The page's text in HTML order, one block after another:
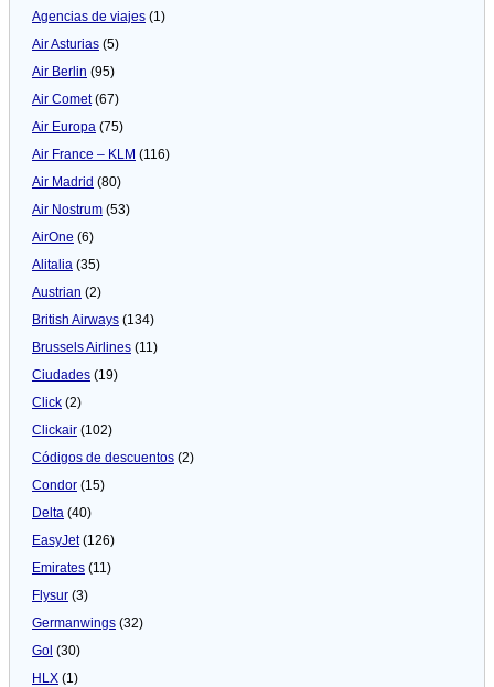
Agencias de viajes (1)
Air Asturias (5)
Air Berlin (95)
Air Comet(67)
Air Europa (75)
Air France – KLM (116)
Air Madrid (80)
Air Nostrum (53)
AirOne (6)
Alitalia (35)
Austrian (2)
British Airways (134)
Brussels Airlines (11)
Ciudades (19)
Click (2)
Clickair (102)
Códigos de descuentos (2)
Condor (15)
Delta (40)
EasyJet(126)
Emirates (11)
Flysur (3)
Germanwings (32)
Gol (30)
HLX (1)